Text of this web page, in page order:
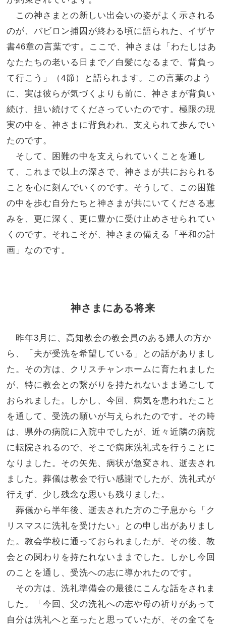
この神さまとの新しい出会いの姿がよく示される
のが、バビロン捕囚が終わる頃に語られた、イザヤ
書46章の言葉です。ここで、神さまは「わたしはあ
なたたちの老いる日まで／白髪になるまで、背負っ
て行こう」（4節）と語られます。この言葉のよう
に、実は彼らが気づくよりも前に、神さまが背負い
続け、担い続けてくださっていたのです。極限の現
実の中を、神さまに背負われ、支えられて歩んでい
たのです。
そして、困難の中を支えられていくことを通し
て、これまで以上の深さで、神さまが共におられる
ことを心に刻んでいくのです。そうして、この困難
の中を歩む自分たちと神さまが共にいてくださる恵
みを、更に深く、更に豊かに受け止めさせられてい
くのです。それこそが、神さまの備える「平和の計
画」なのです。
神さまにある将来
昨年3月に、高知教会の教会員のある婦人の方か
ら、「夫が受洗を希望している」との話がありまし
た。その方は、クリスチャンホームに育たれました
が、特に教会との繋がりを持たれないまま過ごして
おられました。しかし、今回、病気を患われたこと
を通して、受洗の願いが与えられたのです。その時
は、県外の病院に入院中でしたが、近々近隣の病院
に転院されるので、そこで病床洗礼式を行うことに
なりました。その矢先、病状が急変され、逝去され
ました。葬儀は教会で行い感謝でしたが、洗礼式が
行えず、少し残念な思いも残りました。
葬儀から半年後、逝去された方のご子息から「ク
リスマスに洗礼を受けたい」との申し出がありまし
た。教会学校に通っておられましたが、その後、教
会との関わりを持たれないままでした。しかし今回
のことを通し、受洗への志に導かれたのです。
その方は、洗礼準備会の最後にこんな話をされま
した。「今回、父の洗礼への志や母の祈りがあって
自分は洗礼へと至ったと思っていたが、その全てを